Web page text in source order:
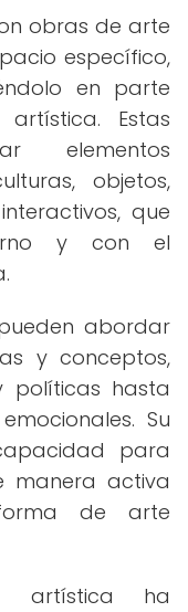
obras de arte
específico,
en parte
Estas
elementos
objetos,
que
y con el
abordar
y conceptos,
políticas hasta
Su
para
manera activa
de arte
artística ha